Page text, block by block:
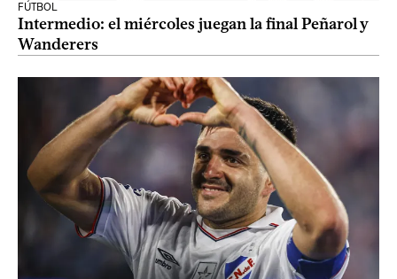
FÚTBOL
Intermedio: el miércoles juegan la final Peñarol y
Wanderers